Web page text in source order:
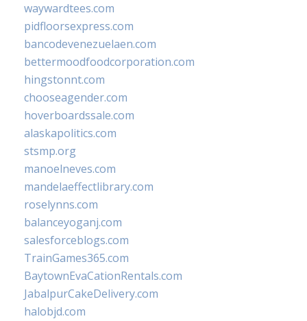
waywardtees.com
pidfloorsexpress.com
bancodevenezuelaen.com
bettermoodfoodcorporation.com
hingstonnt.com
chooseagender.com
hoverboardssale.com
alaskapolitics.com
stsmp.org
manoelneves.com
mandelaeffectlibrary.com
roselynns.com
balanceyoganj.com
salesforceblogs.com
TrainGames365.com
BaytownEvaCationRentals.com
JabalpurCakeDelivery.com
halobjd.com